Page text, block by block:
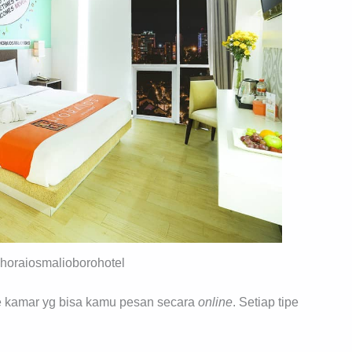
yg bisa kamu pesan secara online. Setiap tipe